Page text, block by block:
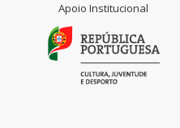
Apoio Institucional